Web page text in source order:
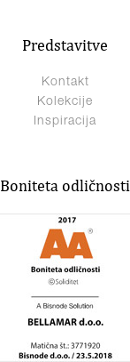
Predstavitve
Kontakt
Kolekcije
Inspiracija
Boniteta odličnosti